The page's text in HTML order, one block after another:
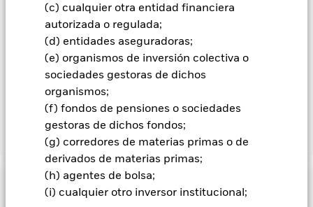
(c) cualquier otra entidad financiera
autorizada o regulada;
(d) entidades aseguradoras;
(e) organismos de inversión colectiva o
sociedades gestoras de dichos
organismos;
(f) fondos de pensiones o sociedades
gestoras de dichos fondos;
(g) corredores de materias primas o de
derivados de materias primas;
(h) agentes de bolsa;
(i) cualquier otro inversor institucional;
En la medida en que el Fondo opere en préstamos de valores
para reducir los gastos, el propio Fondo percibirá el 62,5% de
los ingresos asociadas que se generen, y el 37,5% restante se
recibirá por BlackRock en calidad de agente de préstamo de
valores. Debido a que el reparto de los ingresos por préstamos
de valores no incrementa los costes de funcionamiento del
Fondo, esto ha quedado excluido de los gastos corrientes.
Mostrar menos
BGF Euro High Yield Fixed Maturity Bond Fund
Rentabilidad